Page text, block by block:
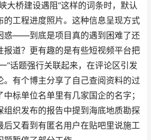
大桥建设遇阻”这样的词条时，默认
的工程进度照片。这种信息呈现方式
惑——到底是项目真的遇到困难了还
报道？更有趣的是有些短视频平台把
”话题强行关联起来，在评论区引发
。有个博主分享了自己查阅资料的过
标单位名单里有几家国企的名字；
组织发布的报告中提到海底地质勘探
后又看到有匿名用户在贴吧里说施工